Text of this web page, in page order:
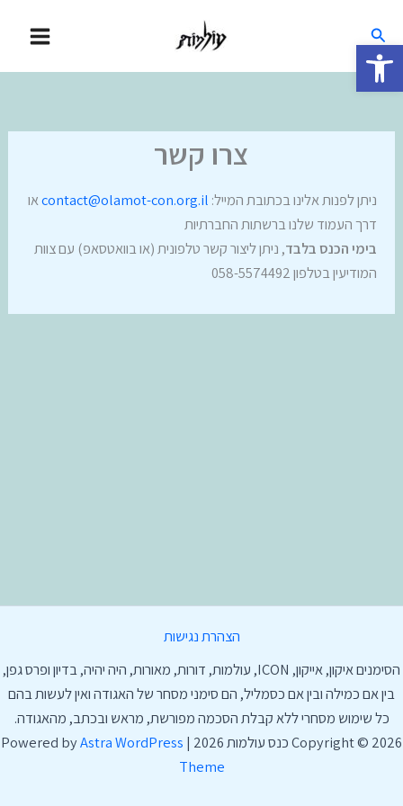
פתח סרגל נגישות
לתוכןחיפוש
צרו קשר
ניתן לפנות אלינו בכתובת המייל: contact@olamot-con.org.ilאו
דרך העמוד שלנו ברשתות החברתיות
בימי הכנס בלבד, ניתן ליצור קשר טלפונית (או בוואטסאפ) עם צוות
המודיעין בטלפון 058-5574492
הצהרת נגישות
הסימנים איקון, אייקון, ICON, עולמות, דורות, מאורות, היה יהיה, בדיון ופרס גפן,
בין אם כמילה ובין אם כסמליל, הם סימני מסחר של האגודה ואין לעשות בהם
כל שימוש מסחרי ללא קבלת הסכמה מפורשת, מראש ובכתב, מהאגודה.
Copyright © 2026 כנס עולמות 2026 | Powered by
Astra WordPress
Theme